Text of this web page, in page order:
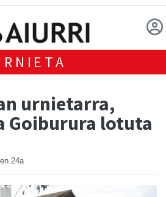
urnietarra,
Goiburura lotuta
24a